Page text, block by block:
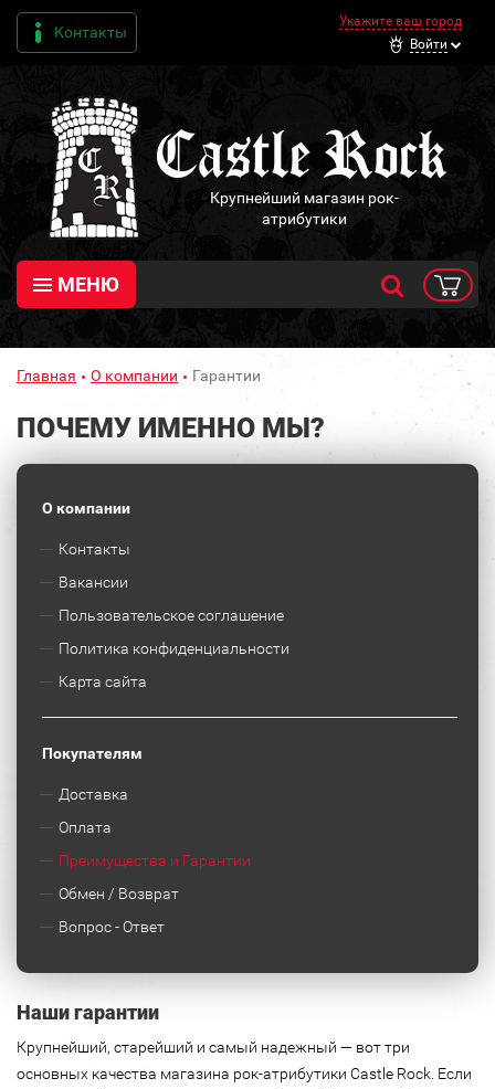
Контакты
Укажите ваш город
Войти
Крупнейший магазин рок-
атрибутики
МЕНЮ
Главная О компании Гарантии
ПОЧЕМУ ИМЕННО МЫ?
О компании
Контакты
Вакансии
Пользовательское соглашение
Политика конфиденциальности
Карта сайта
Покупателям
Доставка
Оплата
Преимущества и Гарантии
Обмен / Возврат
Вопрос - Ответ
Наши гарантии
Крупнейший, старейший и самый надежный — вот три
основных качества магазина рок-атрибутики Castle Rock. Если